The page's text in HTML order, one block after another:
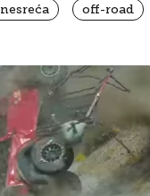
nesreća off-road